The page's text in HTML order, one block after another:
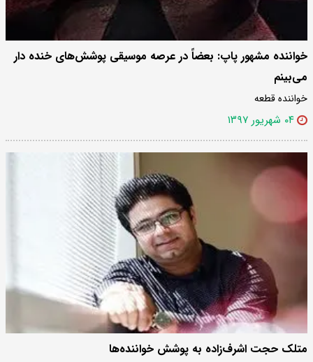
خواننده مشهور پاپ: بعضاً در عرصه موسیقی پوشش‌های خنده دار
می‌بینم
خواننده قطعه
۰۴ شهریور ۱۳۹۷
متلک حجت اشرف‌زاده به پوشش‌ خواننده‌ها